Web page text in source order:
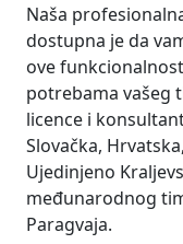
Naša
dostupna je da
ove
potrebama vašeg
licence i
Slovačka,
Ujedinjeno
međunarodnog
Paragvaja.